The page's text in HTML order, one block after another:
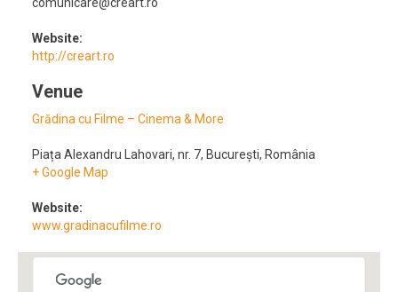
Website:
http://creart.ro
Venue
Grădina cu Filme – Cinema & More
Piața Alexandru Lahovari, nr. 7, București, România
+ Google Map
Website:
www.gradinacufilme.ro